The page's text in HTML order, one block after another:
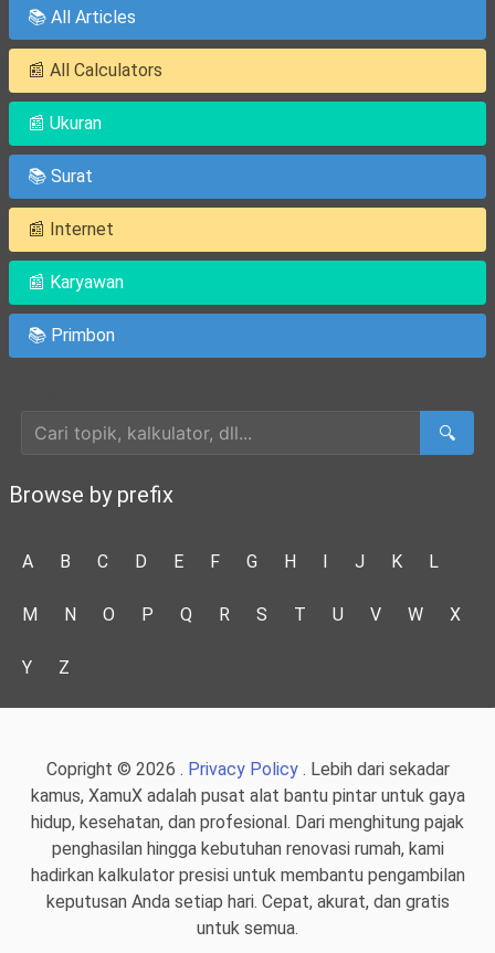
📚 All Articles
📰 All Calculators
📰 Ukuran
📚 Surat
📰 Internet
📰 Karyawan
📚 Primbon
🔍
Browse by prefix
A B C D E F G H I J K L
M N O P Q R S T U V W X
Y Z
Copright © 2026 . Privacy Policy. Lebih dari sekadar
kamus, XamuX adalah pusat alat bantu pintar untuk gaya
hidup, kesehatan, dan profesional. Dari menghitung pajak
penghasilan hingga kebutuhan renovasi rumah, kami
hadirkan kalkulator presisi untuk membantu pengambilan
keputusan Anda setiap hari. Cepat, akurat, dan gratis
untuk semua.